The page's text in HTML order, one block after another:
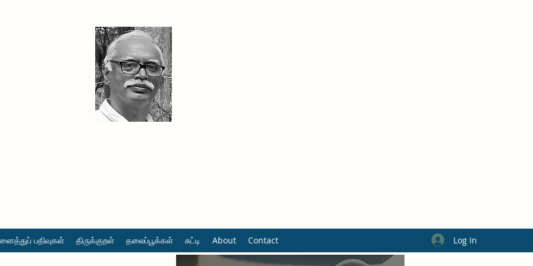
பதிவுகள் திருக்குறள் தலைப்பூக்கள் சுட்டி About Contact Log In